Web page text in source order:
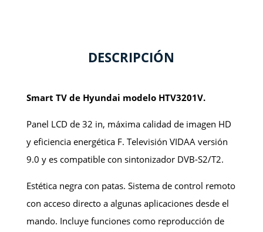
DESCRIPCIÓN
Smart TV de Hyundai modelo HTV3201V.
Panel LCD de 32 in, máxima calidad de imagen HD
y eficiencia energética F. Televisión VIDAA versión
9.0 y es compatible con sintonizador DVB-S2/T2.
Estética negra con patas. Sistema de control remoto
con acceso directo a algunas aplicaciones desde el
mando. Incluye funciones como reproducción de